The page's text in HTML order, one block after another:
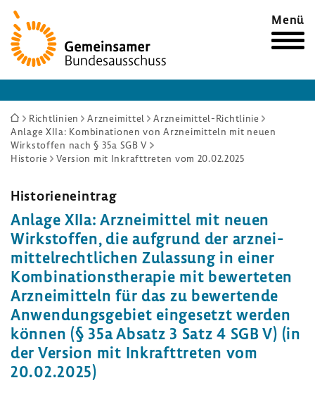
Zur
Startseite
Menü
Sie
sind
hier:
Richtlinien Arzneimittel
Arzneimittel-Richtlinie
Anlage XIIa: Kombinationen von Arzneimitteln mit neuen
Wirkstoffen nach § 35a SGB V
Historie
Version mit Inkrafttreten vom 20.02.2025
Histo­ri­en­ein­trag
Anlage XIIa: Arznei­mittel mit neuen
Wirk­stoffen, die aufgrund der arznei­
mit­tel­recht­li­chen Zulas­sung in einer
Kombi­na­ti­ons­the­rapie mit bewer­teten
Arznei­mit­teln für das zu bewer­tende
Anwen­dungs­ge­biet einge­setzt werden
können (§ 35a Absatz 3 Satz 4 SGB V) (in
der Version mit Inkraft­treten vom
20.02.2025)